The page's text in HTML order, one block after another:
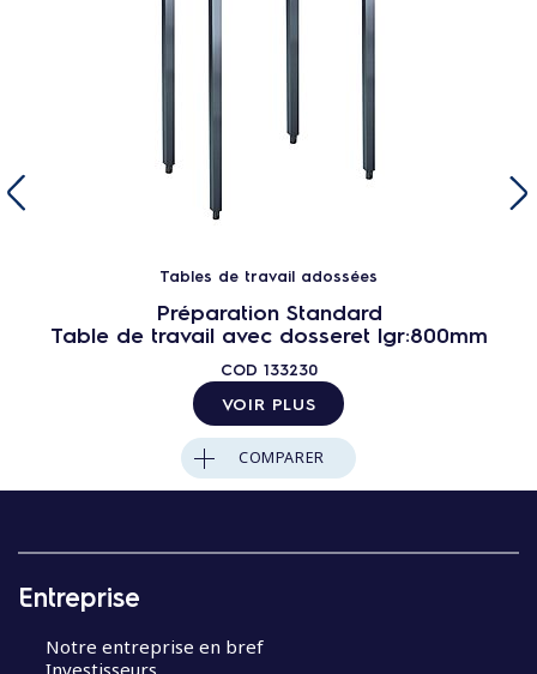
Tables de travail adossées
Préparation Standard
Table de travail avec dosseret lgr:800mm
COD 133230
VOIR PLUS
COMPARER
Entreprise
Notre entreprise en bref
Investisseurs